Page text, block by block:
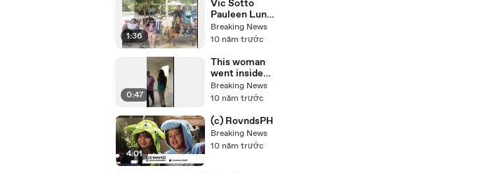
1:36
Vic Sotto
Pauleen Luna
Cebu Island
Getaway for
Birthday April
28, 2016
Breaking News
10 năm trước
0:47
This woman
went inside
the men's
comfort room
what
happened!
Breaking News
10 năm trước
4:01
(c) RovndsPH
Breaking News
10 năm trước